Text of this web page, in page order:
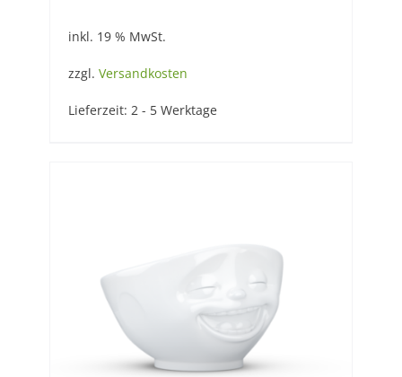
inkl. 19 % MwSt.
zzgl. Versandkosten
Lieferzeit: 2 - 5 Werktage